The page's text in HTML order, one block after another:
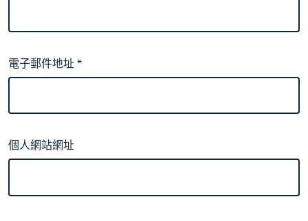
電子郵件地址*
個人網站網址